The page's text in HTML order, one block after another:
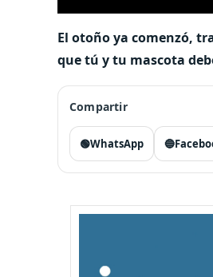
El otoño ya comenzó,
que tú y tu mascota
Compartir
🟢WhatsApp 🔵